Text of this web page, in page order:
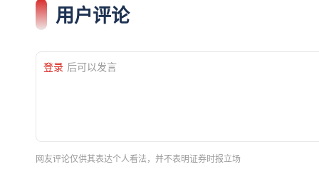
用户评论
登录 后可以发言
网友评论仅供其表达个人看法，并不表明证券时报立场